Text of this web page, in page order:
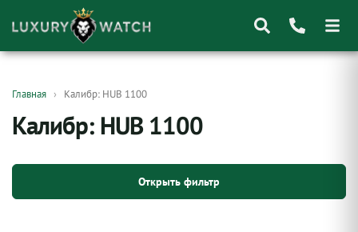
товаров
Главная Калибр: HUB 1100
Калибр: HUB 1100
Открыть фильтр